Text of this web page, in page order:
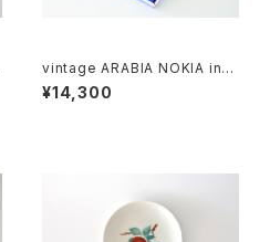
vintage ARABIA NOKIA invi
tation plate / ヴィンテージ ア
ラビア ノキアのイベント招待状
¥14,300